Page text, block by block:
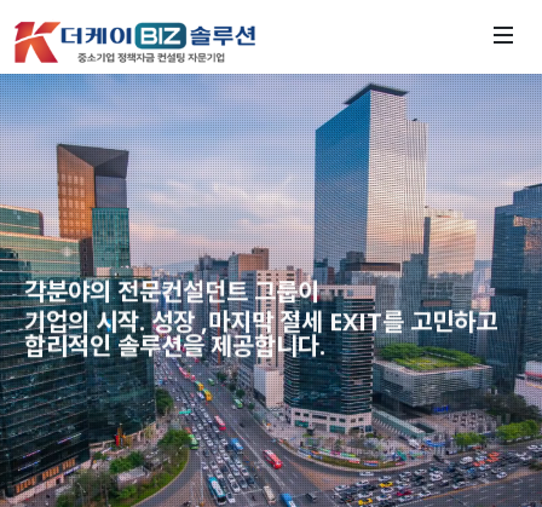
각분야의 전문컨설던트 그룹이
기업의 시작. 성장 ,마지막 절세 EXIT를 고민하고
합리적인 솔루션을 제공합니다.